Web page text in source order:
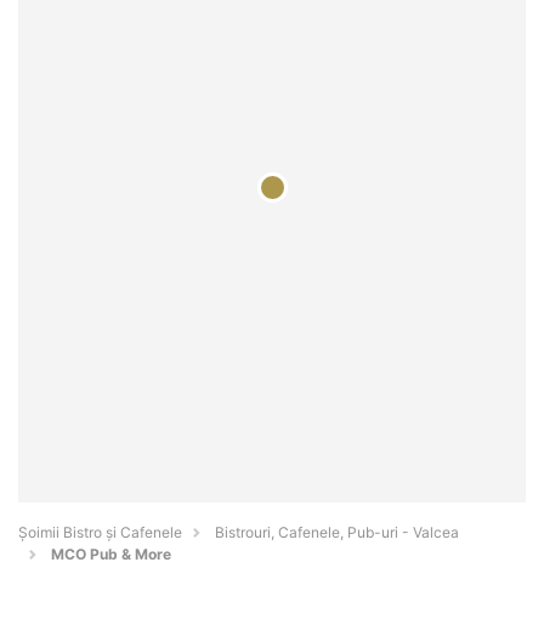
Șoimii Bistro și Cafenele
Bistrouri, Cafenele, Pub-uri - Valcea
MCO Pub & More